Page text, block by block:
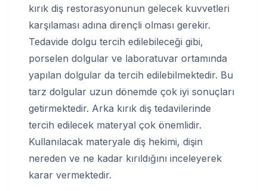
kırık diş restorasyonunun gelecek kuvvetleri
karşılaması adına dirençli olması gerekir.
Tedavide dolgu tercih edilebileceği gibi,
porselen dolgular ve laboratuvar ortamında
yapılan dolgular da tercih edilebilmektedir. Bu
tarz dolgular uzun dönemde çok iyi sonuçları
getirmektedir. Arka kırık diş tedavilerinde
tercih edilecek materyal çok önemlidir.
Kullanılacak materyale diş hekimi, dişin
nereden ve ne kadar kırıldığını inceleyerek
karar vermektedir.